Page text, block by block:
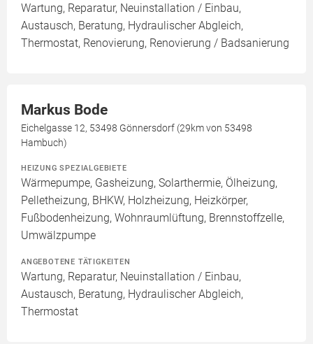
Wartung, Reparatur, Neuinstallation / Einbau,
Austausch, Beratung, Hydraulischer Abgleich,
Thermostat, Renovierung, Renovierung / Badsanierung
Markus Bode
Eichelgasse 12, 53498 Gönnersdorf (29km von 53498
Hambuch)
HEIZUNG SPEZIALGEBIETE
Wärmepumpe, Gasheizung, Solarthermie, Ölheizung,
Pelletheizung, BHKW, Holzheizung, Heizkörper,
Fußbodenheizung, Wohnraumlüftung, Brennstoffzelle,
Umwälzpumpe
ANGEBOTENE TÄTIGKEITEN
Wartung, Reparatur, Neuinstallation / Einbau,
Austausch, Beratung, Hydraulischer Abgleich,
Thermostat